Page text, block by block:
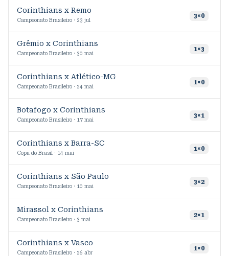
Corinthians x Remo
Campeonato Brasileiro · 23 jul
3×0
Grêmio x Corinthians
Campeonato Brasileiro · 30 mai
1×3
Corinthians x Atlético-MG
Campeonato Brasileiro · 24 mai
1×0
Botafogo x Corinthians
Campeonato Brasileiro · 17 mai
3×1
Corinthians x Barra-SC
Copa do Brasil · 14 mai
1×0
Corinthians x São Paulo
Campeonato Brasileiro · 10 mai
3×2
Mirassol x Corinthians
Campeonato Brasileiro · 3 mai
2×1
Corinthians x Vasco
Campeonato Brasileiro · 26 abr
1×0